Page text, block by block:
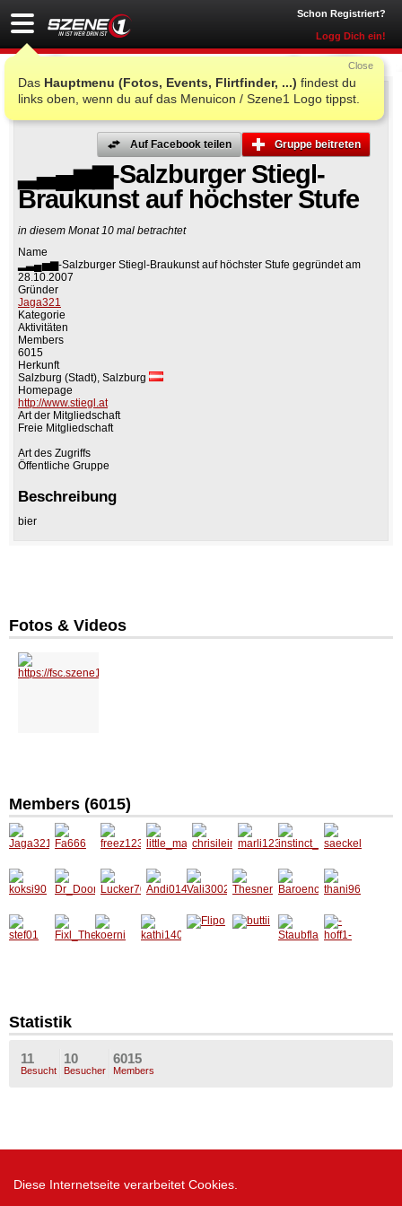
Diese Internetseite verarbeitet Cookies.
Schon Registriert?
Logg Dich ein!
Das Hauptmenu (Fotos, Events, Flirtfinder, ...) findest du
links oben, wenn du auf das Menuicon / Szene1 Logo tippst.
Close
Gruppe beitreten
Auf Facebook teilen
▂▃▄▅▆-Salzburger Stiegl-
Braukunst auf höchster Stufe
in diesem Monat 10 mal betrachtet
Name
▂▃▄▅▆-Salzburger Stiegl-Braukunst auf höchster Stufe gegründet am
28.10.2007
Gründer
Jaga321
Kategorie
Aktivitäten
Members
6015
Herkunft
Salzburg (Stadt), Salzburg
Homepage
http://www.stiegl.at
Art der Mitgliedschaft
Freie Mitgliedschaft
Art des Zugriffs
Öffentliche Gruppe
Beschreibung
bier
Fotos & Videos
Members (6015)
Jaga32
1
Fa666
freez12
3
little_m
adsch
chrisilei
n01
marli12
34
instinct
_
saeckel
koksi90
Dr_Doo
m
Lucker
707
Andi01
4
Vali300
2
Thesne
r
Baroen
chen_C
aro
thani96
Statistik
11
Besucht
10
Besucher
6015
Members